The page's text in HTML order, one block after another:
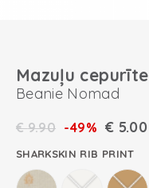
Mazuļu cepurīte
Beanie Nomad
€9.90 -49% € 5.00
SHARKSKIN RIB PRINT